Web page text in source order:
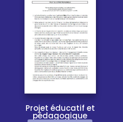
Projet éducatif et
pédagogique